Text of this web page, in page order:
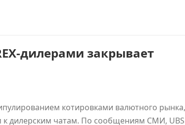
дилерами закрывает
котировками валютного рынка,
к дилерским чатам. По сообщениям СМИ, UBS